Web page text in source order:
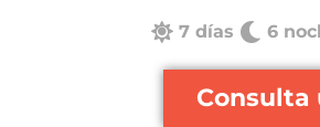
7 días 6
Consulta